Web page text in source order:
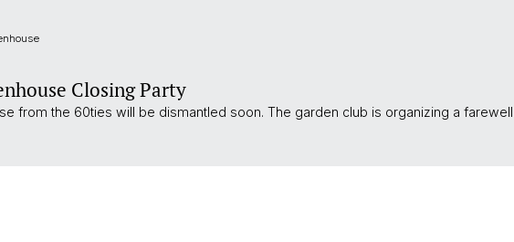
Closing Party
from the 60ties will be dismantled soon. The garden club is organizing a